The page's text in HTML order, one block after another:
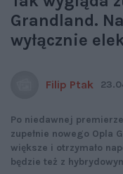
Grandland.
wyłącznie
Filip Ptak
Po niedawnej
zupełnie nowego Opla
większe i otrzymało
będzie też z